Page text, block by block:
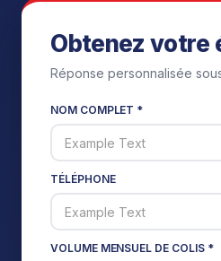
Obtenez votre
Réponse personnalisée
NOM COMPLET *
TÉLÉPHONE
VOLUME MENSUEL DE COLIS *